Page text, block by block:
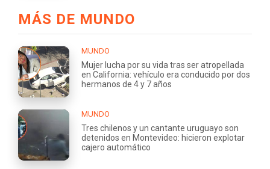
MÁS DE MUNDO
MUNDO
Mujer lucha por su vida tras ser atropellada
en California: vehículo era conducido por dos
hermanos de 4 y 7 años
MUNDO
Tres chilenos y un cantante uruguayo son
detenidos en Montevideo: hicieron explotar
cajero automático